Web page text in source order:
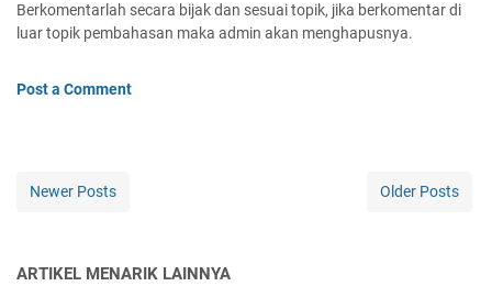
Berkomentarlah secara bijak dan sesuai topik, jika berkomentar di
luar topik pembahasan maka admin akan menghapusnya.
Post a Comment
Newer Posts Older Posts
ARTIKEL MENARIK LAINNYA